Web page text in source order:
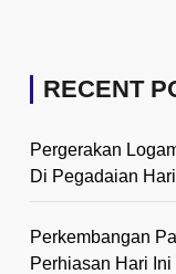
RECENT
Pergerakan
Di Pegadaian
Perkembangan
Perhiasan Hari